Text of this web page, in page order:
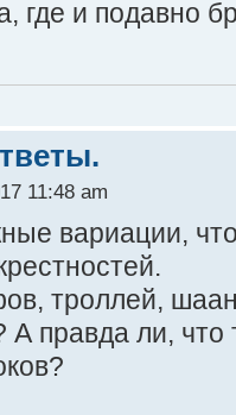
где и подавно
11:48 am
вариации,
троллей,
А правда ли,